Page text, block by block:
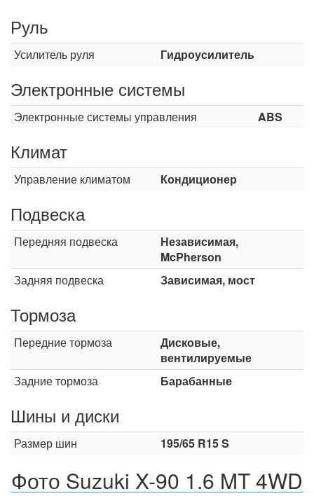
Руль
Усилитель руля Гидроусилитель
Электронные системы
Электронные системы управления ABS
Климат
Управление климатом Кондиционер
Подвеска
Передняя подвеска
Независимая,
McPherson
Задняя подвеска
Зависимая, мост
Тормоза
Передние тормоза
Дисковые,
вентилируемые
Задние тормоза
Барабанные
Шины и диски
Размер шин 195/65 R15 S
Фото Suzuki X-90 1.6 MT 4WD